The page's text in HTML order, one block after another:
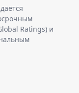
Ratings) и